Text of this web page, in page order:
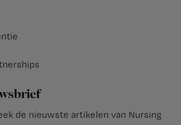
de nieuwste artikelen van Nursing